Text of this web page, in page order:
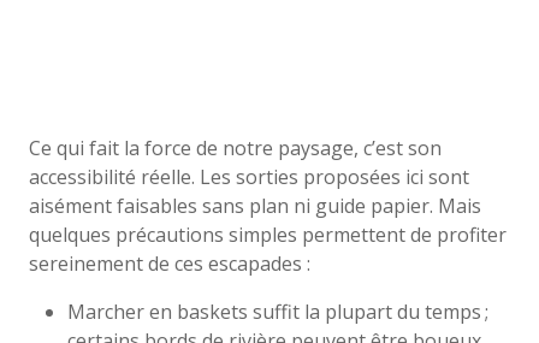
Ce qui fait la force de notre paysage, c’est son
accessibilité réelle. Les sorties proposées ici sont
aisément faisables sans plan ni guide papier. Mais
quelques précautions simples permettent de profiter
sereinement de ces escapades :
Marcher en baskets suffit la plupart du temps ;